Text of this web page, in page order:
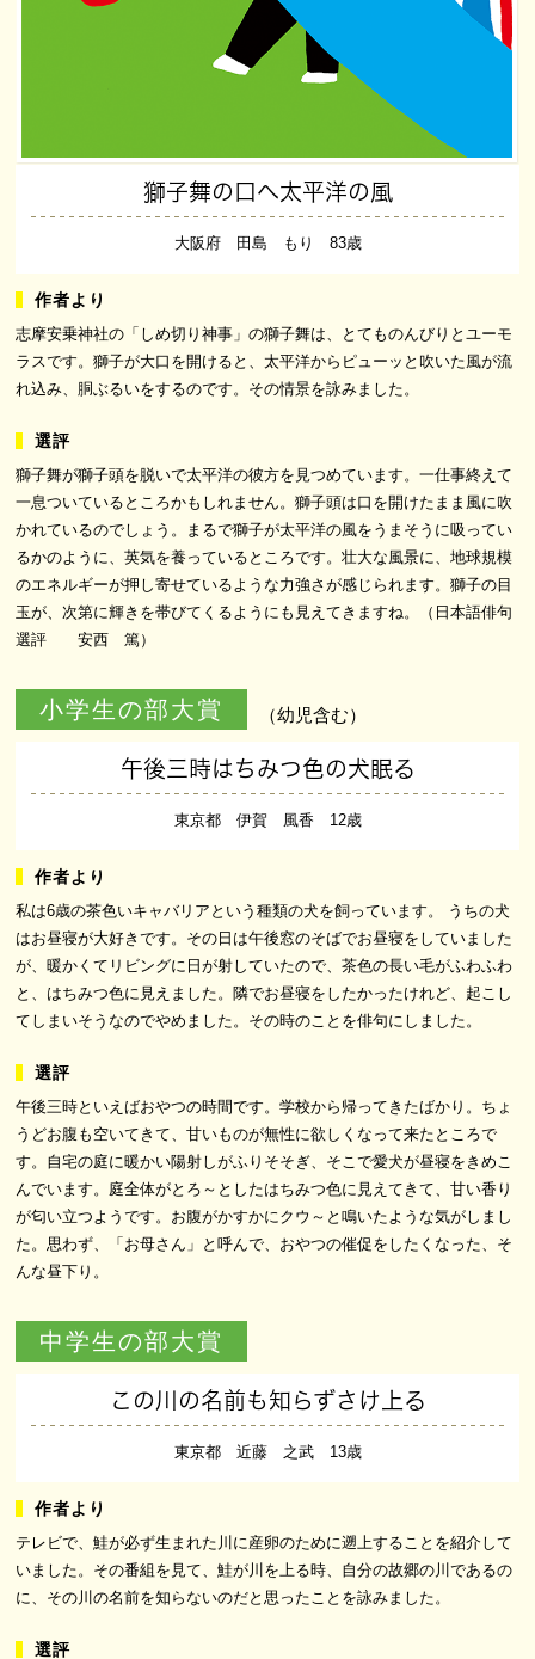
獅子舞の口へ太平洋の風
大阪府 田島 もり 83歳
志摩安乗神社の「しめ切り神事」の獅子舞は、とてものんびりとユーモ
ラスです。獅子が大口を開けると、太平洋からピューッと吹いた風が流
れ込み、胴ぶるいをするのです。その情景を詠みました。
獅子舞が獅子頭を脱いで太平洋の彼方を見つめています。一仕事終えて
一息ついているところかもしれません。獅子頭は口を開けたまま風に吹
かれているのでしょう。まるで獅子が太平洋の風をうまそうに吸ってい
るかのように、英気を養っているところです。壮大な風景に、地球規模
のエネルギーが押し寄せているような力強さが感じられます。獅子の目
玉が、次第に輝きを帯びてくるようにも見えてきますね。（日本語俳句
選評 安西 篤）
小学生の部大賞 （幼児含む）
午後三時はちみつ色の犬眠る
東京都 伊賀 風香 12歳
私は6歳の茶色いキャバリアという種類の犬を飼っています。 うちの犬
はお昼寝が大好きです。その日は午後窓のそばでお昼寝をしていました
が、暖かくてリビングに日が射していたので、茶色の長い毛がふわふわ
と、はちみつ色に見えました。隣でお昼寝をしたかったけれど、起こし
てしまいそうなのでやめました。その時のことを俳句にしました。
午後三時といえばおやつの時間です。学校から帰ってきたばかり。ちょ
うどお腹も空いてきて、甘いものが無性に欲しくなって来たところで
す。自宅の庭に暖かい陽射しがふりそそぎ、そこで愛犬が昼寝をきめこ
んでいます。庭全体がとろ～としたはちみつ色に見えてきて、甘い香り
が匂い立つようです。お腹がかすかにクウ～と鳴いたような気がしまし
た。思わず、「お母さん」と呼んで、おやつの催促をしたくなった、そ
んな昼下り。
中学生の部大賞
この川の名前も知らずさけ上る
東京都 近藤 之武 13歳
テレビで、鮭が必ず生まれた川に産卵のために遡上することを紹介して
いました。その番組を見て、鮭が川を上る時、自分の故郷の川であるの
に、その川の名前を知らないのだと思ったことを詠みました。